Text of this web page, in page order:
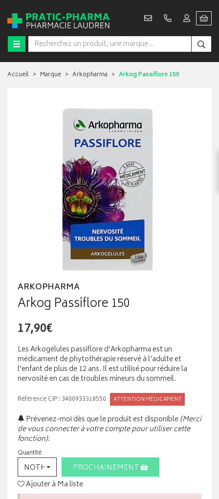
Accueil Marque Arkopharma Arkog Passiflore 150
ARKOPHARMA
Arkog Passiflore 150
17,90€
Les Arkogélules passiflore d'Arkopharma est un
médicament de phytothérapie réservé à l'adulte et
l'enfant de plus de 12 ans. Il est utilisé pour réduire la
nervosité en cas de troubles mineurs du sommeil.
Référence CIP : 3400933318550 ATTENTION MÉDICAMENT
Prévenez-moi dès que le produit est disponible(Merci
de vous connecter à votre compte pour utiliser cette
fonction).
Quantité
NOTHING SELECTEDPROCHAINEMENT
Ajouter à Ma liste